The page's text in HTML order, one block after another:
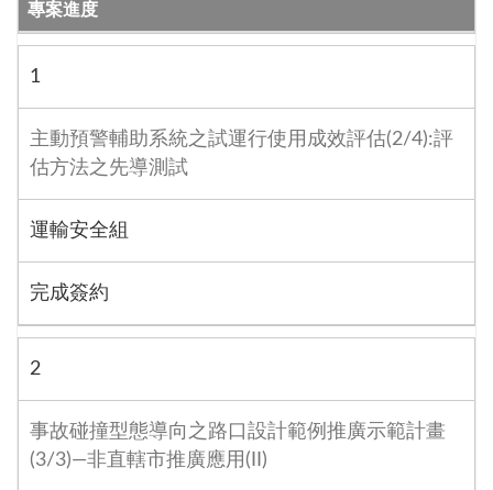
專案進度
1
主動預警輔助系統之試運行使用成效評估(2/4):評
估方法之先導測試
運輸安全組
完成簽約
2
事故碰撞型態導向之路口設計範例推廣示範計畫
(3/3)—非直轄市推廣應用(II)